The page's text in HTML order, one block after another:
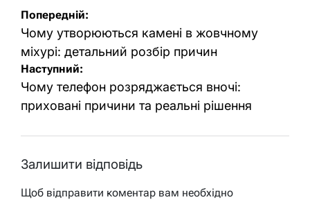
Навігація
записів
Попередній:
Чому утворюються камені в жовчному
міхурі: детальний розбір причин
Наступний:
Чому телефон розряджається вночі:
приховані причини та реальні рішення
Залишити відповідь
Щоб відправити коментар вам необхідно